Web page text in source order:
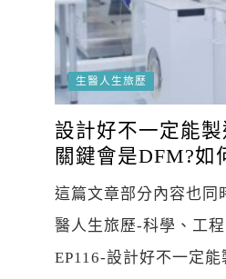
生醫人生旅歷
設計好不一定能
關鍵會是DFM?如
這篇文章部分內容也同
醫人生旅歷-科學、工程
EP116-設計好不一定